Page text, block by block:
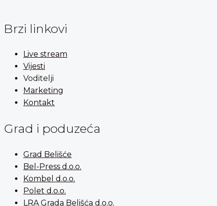
Brzi linkovi
Live stream
Vijesti
Voditelji
Marketing
Kontakt
Grad i poduzeća
Grad Belišće
Bel-Press d.o.o.
Kombel d.o.o.
Polet d.o.o.
LRA Grada Belišća d.o.o.